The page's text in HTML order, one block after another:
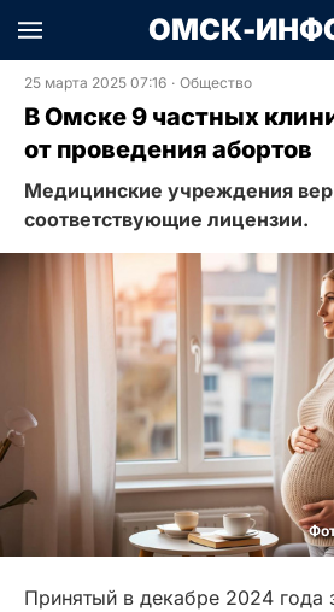
ОМСК-
25 марта 2025 07:16 · Общество
В Омске 9 частных
от проведения абортов
Медицинские учреждения
соответствующие лицензии.
Принятый в декабре 2024 года